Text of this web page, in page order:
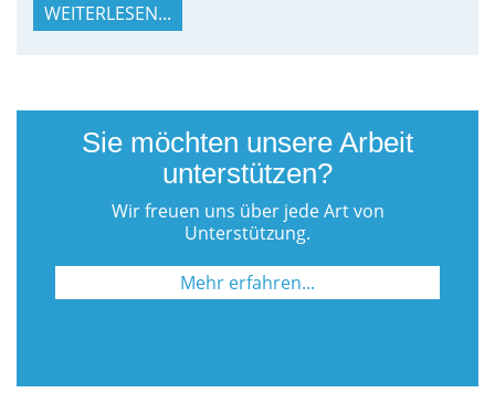
WEITERLESEN...
Sie möchten unsere Arbeit
unterstützen?
Wir freuen uns über jede Art von
Unterstützung.
Mehr erfahren...